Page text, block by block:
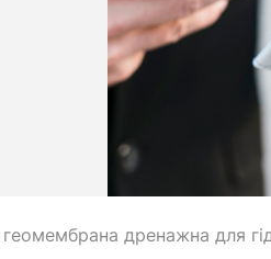
дренажна для